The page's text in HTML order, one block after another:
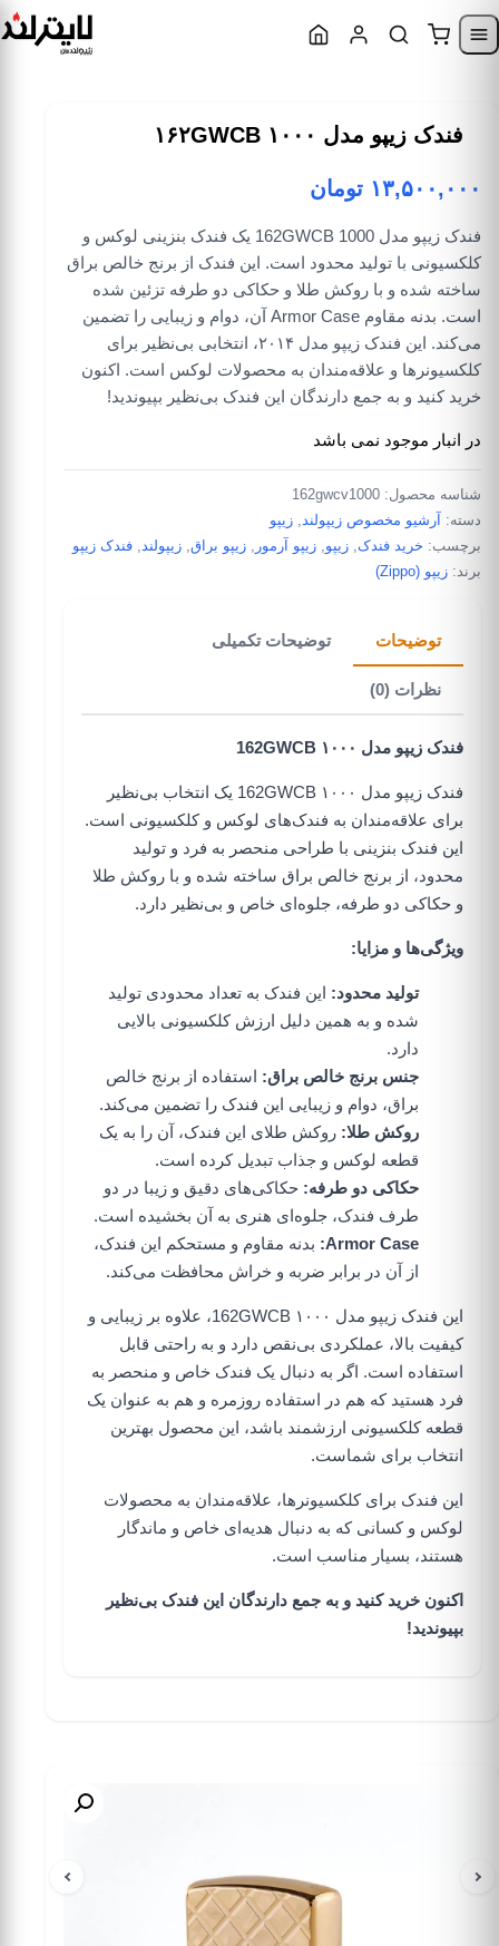
Skip to navigation
فندک زیپو مدل ۱۶۲GWCB ۱۰۰۰
۱۳,۵۰۰,۰۰۰ تومان
فندک زیپو مدل 162GWCB 1000 یک فندک بنزینی لوکس و
کلکسیونی با تولید محدود است. این فندک از برنج خالص براق
ساخته شده و با روکش طلا و حکاکی دو طرفه تزئین شده
است. بدنه مقاوم Armor Case آن، دوام و زیبایی را تضمین
می‌کند. این فندک زیپو مدل ۲۰۱۴، انتخابی بی‌نظیر برای
کلکسیونرها و علاقه‌مندان به محصولات لوکس است. اکنون
خرید کنید و به جمع دارندگان این فندک بی‌نظیر بپیوندید!
در انبار موجود نمی باشد
شناسه محصول: 162gwcv1000
دسته: آرشیو مخصوص زیپولند
زیپو
برچسب: خرید فندک زیپو زیپو آرمور زیپو براق زیپولند
فندک زیپو
برند: زیپو (Zippo)
توضیحات توضیحات تکمیلی
نظرات (0)
فندک زیپو مدل 162GWCB ۱۰۰۰
فندک زیپو مدل 162GWCB ۱۰۰۰ یک انتخاب بی‌نظیر
برای علاقه‌مندان به فندک‌های لوکس و کلکسیونی است.
این فندک بنزینی با طراحی منحصر به فرد و تولید
محدود، از برنج خالص براق ساخته شده و با روکش طلا
و حکاکی دو طرفه، جلوه‌ای خاص و بی‌نظیر دارد.
ویژگی‌ها و مزایا:
تولید محدود: این فندک به تعداد محدودی تولید
شده و به همین دلیل ارزش کلکسیونی بالایی
دارد.
جنس برنج خالص براق: استفاده از برنج خالص
براق، دوام و زیبایی این فندک را تضمین می‌کند.
روکش طلا: روکش طلای این فندک، آن را به یک
قطعه لوکس و جذاب تبدیل کرده است.
حکاکی دو طرفه: حکاکی‌های دقیق و زیبا در دو
طرف فندک، جلوه‌ای هنری به آن بخشیده است.
Armor Case: بدنه مقاوم و مستحکم این فندک،
از آن در برابر ضربه و خراش محافظت می‌کند.
این فندک زیپو مدل 162GWCB ۱۰۰۰، علاوه بر زیبایی و
کیفیت بالا، عملکردی بی‌نقص دارد و به راحتی قابل
استفاده است. اگر به دنبال یک فندک خاص و منحصر به
فرد هستید که هم در استفاده روزمره و هم به عنوان یک
قطعه کلکسیونی ارزشمند باشد، این محصول بهترین
انتخاب برای شماست.
این فندک برای کلکسیونرها، علاقه‌مندان به محصولات
لوکس و کسانی که به دنبال هدیه‌ای خاص و ماندگار
هستند، بسیار مناسب است.
اکنون خرید کنید و به جمع دارندگان این فندک بی‌نظیر
بپیوندید!